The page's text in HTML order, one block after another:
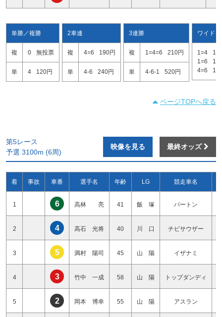
単勝／複勝
複 0 無投票
単 4 120円
2車連
複 4=6 190円
単 4-6 240円
3連勝
複 1=4=6 210円
単 4-6-1 520円
ワイド
1=4
1=6
4=6
ページTOPへ戻る
第5レース
予選 3100m (6周)
映像を見る 最終オッズ
着 事故 車番 選手名 年齢 LG 競走車名
1 6 高林 亮 41 飯 塚 バートン
2 4 高石 光将 40 川 口 チビサウザー
3 5 満村 陽司 45 山 陽 イザナミ
4 3 竹中 一成 58 山 陽 トップダンディ
5 2 岡本 博幸 55 山 陽 アスラン